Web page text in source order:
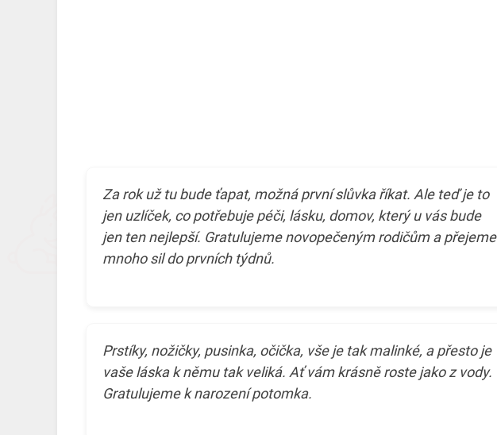
Za rok už tu bude ťapat, možná první slůvka říkat. Ale teď je to
jen uzlíček, co potřebuje péči, lásku, domov, který u vás bude
jen ten nejlepší. Gratulujeme novopečeným rodičům a přejeme
mnoho sil do prvních týdnů.
Prstíky, nožičky, pusinka, očička, vše je tak malinké, a přesto je
vaše láska k němu tak veliká. Ať vám krásně roste jako z vody.
Gratulujeme k narození potomka.